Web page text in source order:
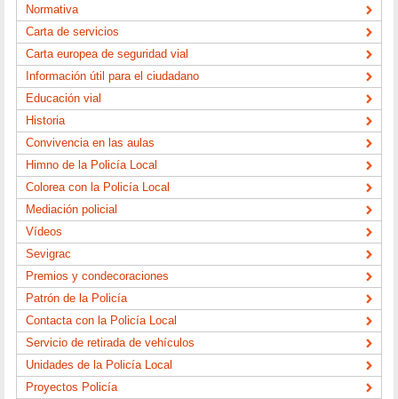
Normativa
Carta de servicios
Carta europea de seguridad vial
Información útil para el ciudadano
Educación vial
Historia
Convivencia en las aulas
Himno de la Policía Local
Colorea con la Policía Local
Mediación policial
Vídeos
Sevigrac
Premios y condecoraciones
Patrón de la Policía
Contacta con la Policía Local
Servicio de retirada de vehículos
Unidades de la Policía Local
Proyectos Policía